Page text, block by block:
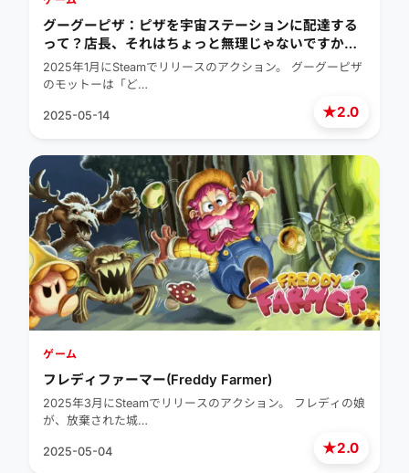
★2.0
グーグーピザ：ピザを宇宙ステーションに配達する
って？店長、それはちょっと無理じゃないですか！?
(GuGu Pizza : Delivering Pizza to the Space
Station? Boss, this is just not right!)
2025年1月にSteamでリリースのアクション。 グーグーピザ
のモットーは「ど…
2025-05-14
★2.0
ゲーム
フレディファーマー(Freddy Farmer)
2025年3月にSteamでリリースのアクション。 フレディの娘
が、放棄された城…
2025-05-04